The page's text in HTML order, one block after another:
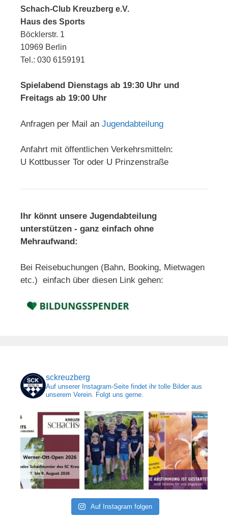
Schach-Club Kreuzberg e.V.
Haus des Sports
Böcklerstr. 1
10969 Berlin
Tel.: 030 6159191
Spielabend Dienstags ab 19:30 Uhr und
Freitags ab 19:00 Uhr
Anfragen per Mail an Jugendabteilung
Anfahrt mit öffentlichen Verkehrsmitteln:
U Kottbusser Tor oder U Prinzenstraße
Ihr könnt unsere Jugendabteilung
unterstützen - ganz einfach ohne
Mehraufwand:
Bei Reisebuchungen (Bahn, Booking, Mietwagen
etc.) einfach über diesen Link gehen:
sckreuzberg
Auf unserer Instagram-Seite findet ihr tolle Bilder aus
unserem Verein. Folgt uns gerne.
Auf Instagram folgen